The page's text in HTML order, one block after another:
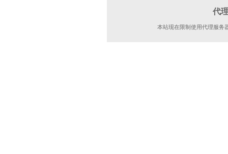
代
本站现在限制使用代理服务